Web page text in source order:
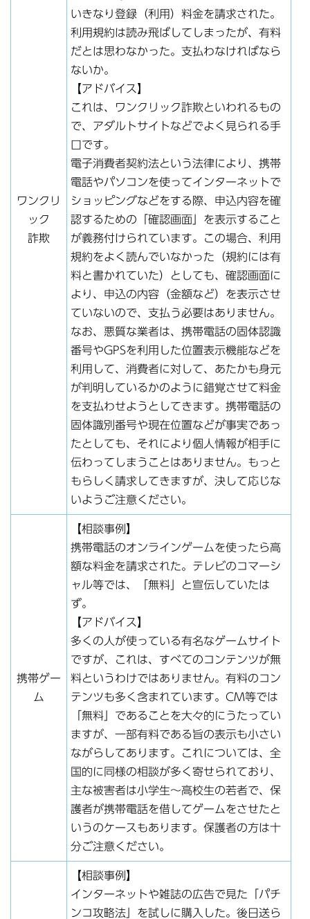
ワンクリ
ック
詐欺
いきなり登録（利用）料金を請求された。
利用規約は読み飛ばしてしまったが、有料
だとは思わなかった。支払わなければなら
ないか。
【アドバイス】
これは、ワンクリック詐欺といわれるもの
で、アダルトサイトなどでよく見られる手
口です。
電子消費者契約法という法律により、携帯
電話やパソコンを使ってインターネットで
ショッピングなどをする際、申込内容を確
認するための「確認画面」を表示すること
が義務付けられています。この場合、利用
規約をよく読んでいなかった（規約には有
料と書かれていた）としても、確認画面に
より、申込の内容（金額など）を表示させ
ていないので、支払う必要はありません。
なお、悪質な業者は、携帯電話の固体認識
番号やGPSを利用した位置表示機能などを
利用して、消費者に対して、あたかも身元
が判明しているかのように錯覚させて料金
を支払わせようとしてきます。携帯電話の
固体識別番号や現在位置などが事実であっ
たとしても、それにより個人情報が相手に
伝わってしまうことはありません。もっと
もらしく請求してきますが、決して応じな
いようご注意ください。
携帯ゲー
ム
【相談事例】
携帯電話のオンラインゲームを使ったら高
額な料金を請求された。テレビのコマーシ
ャル等では、「無料」と宣伝していたは
ず。
【アドバイス】
多くの人が使っている有名なゲームサイト
ですが、これは、すべてのコンテンツが無
料というわけではありません。有料のコン
テンツも多く含まれています。CM等では
「無料」であることを大々的にうたってい
ますが、一部有料である旨の表示も小さい
ながらしてあります。これについては、全
国的に同様の相談が多く寄せられており、
主な被害者は小学生〜高校生の若者で、保
護者が携帯電話を借してゲームをさせたと
いうのケースもあります。保護者の方は十
分ご注意ください。
【相談事例】
インターネットや雑誌の広告で見た「パチ
ンコ攻略法」を試しに購入した。後日送ら